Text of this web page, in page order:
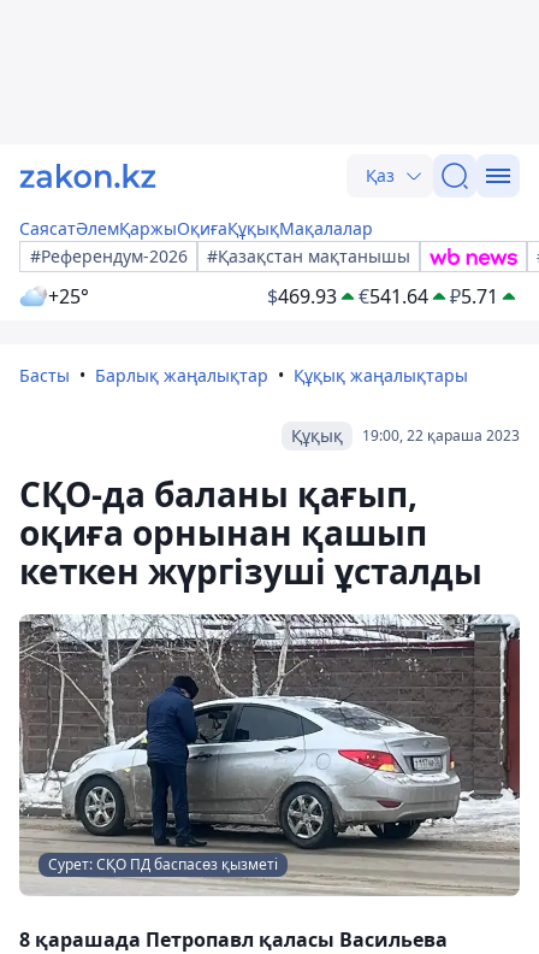
Қаз
СаясатӘлемҚаржыОқиғаҚұқықМақалалар
#Референдум-2026
#Қазақстан мақтанышы
+25° $469.93 €541.64 ₽5.71
Басты Барлық жаңалықтар Құқық жаңалықтары
19:00, 22 қараша 2023
Құқық
СҚО-да баланы қағып,
оқиға орнынан қашып
кеткен жүргізуші ұсталды
Сурет: СҚО ПД баспасөз қызметі
8 қарашада Петропавл қаласы Васильева